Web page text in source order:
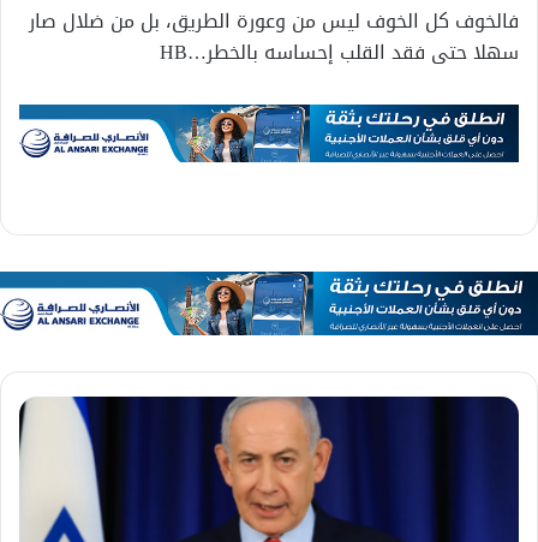
فالخوف كل الخوف ليس من وعورة الطريق، بل من ضلال صار
سهلا حتى فقد القلب إحساسه بالخطر…HB